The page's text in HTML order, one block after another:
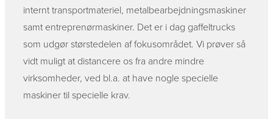
internt transportmateriel, metalbearbejdningsmaskiner
samt entreprenørmaskiner. Det er i dag gaffeltrucks
som udgør størstedelen af fokusområdet. Vi prøver så
vidt muligt at distancere os fra andre mindre
virksomheder, ved bl.a. at have nogle specielle
maskiner til specielle krav.